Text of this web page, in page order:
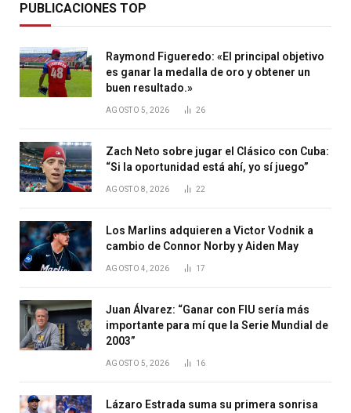
PUBLICACIONES TOP
Raymond Figueredo: «El principal objetivo
es ganar la medalla de oro y obtener un
buen resultado.»
AGOSTO 5, 2026 26
Zach Neto sobre jugar el Clásico con Cuba:
“Si la oportunidad está ahí, yo sí juego”
AGOSTO 8, 2026 22
Los Marlins adquieren a Victor Vodnik a
cambio de Connor Norby y Aiden May
AGOSTO 4, 2026 17
Juan Álvarez: “Ganar con FIU sería más
importante para mí que la Serie Mundial de
2003”
AGOSTO 5, 2026 16
Lázaro Estrada suma su primera sonrisa